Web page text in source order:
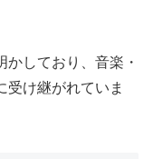
しており、音楽・
受け継がれていま